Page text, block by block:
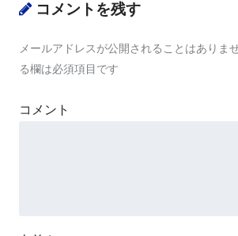
コメントを残す
メールアドレスが公開されることはありませ
る欄は必須項目です
コメント